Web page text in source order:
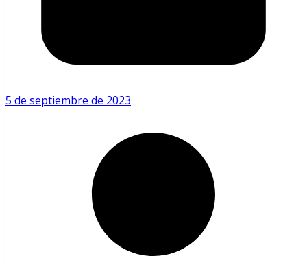
5 de septiembre de 2023